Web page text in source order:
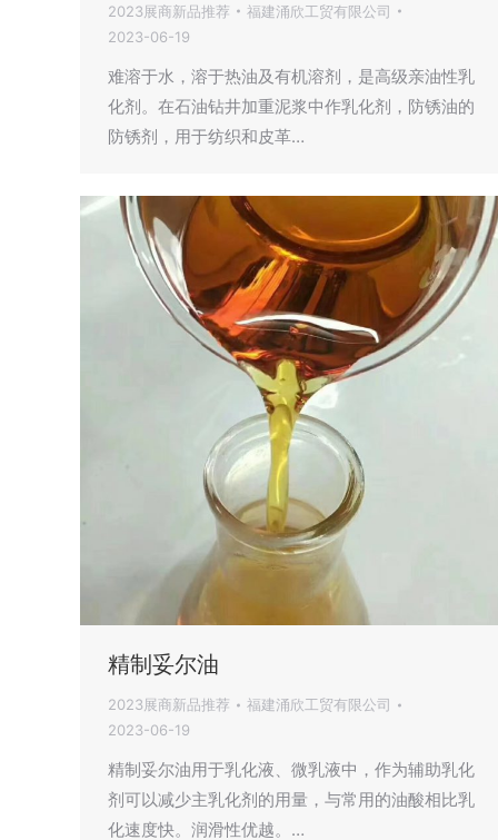
2023展商新品推荐
福建涌欣工贸有限公司
2023-06-19
难溶于水，溶于热油及有机溶剂，是高级亲油性乳
化剂。在石油钻井加重泥浆中作乳化剂，防锈油的
防锈剂，用于纺织和皮革…
精制妥尔油
2023展商新品推荐
福建涌欣工贸有限公司
2023-06-19
精制妥尔油用于乳化液、微乳液中，作为辅助乳化
剂可以减少主乳化剂的用量，与常用的油酸相比乳
化速度快。润滑性优越。…